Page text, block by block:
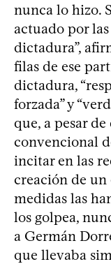
nunca lo hizo.
actuado por
dictadura”,
filas de ese
dictadura,
forzada” y
que, a pesar
convencional
incitar en las
creación de un
medidas las
los golpea,
a Germán
que llevaba